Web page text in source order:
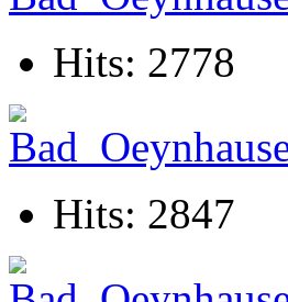
Hits: 2778
Hits: 2847